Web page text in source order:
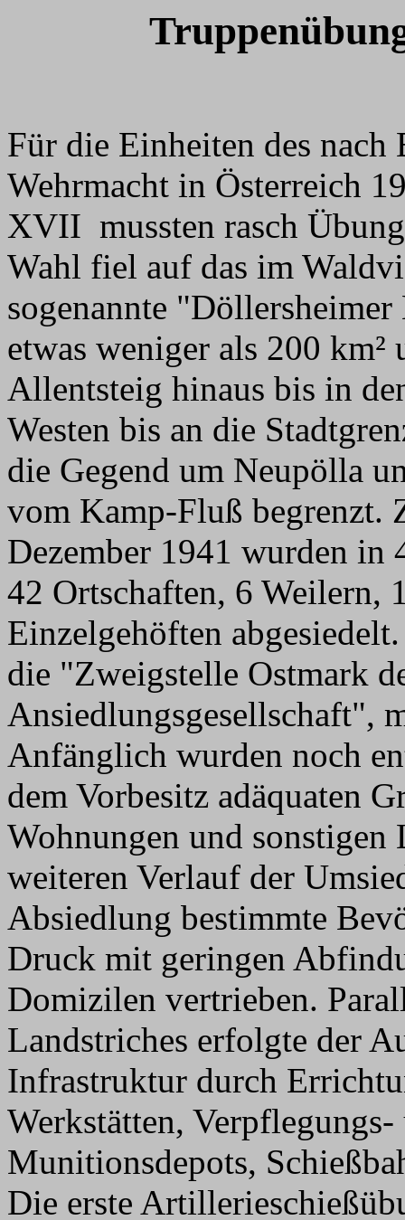
Für die Einheiten des nach
Wehrmacht in Österreich
XVII mussten rasch
Wahl fiel auf das im
sogenannte
etwas weniger als 200
Allentsteig hinaus bis in
Westen bis an die
die Gegend um Neupölla
vom Kamp-Fluß begrenzt.
Dezember 1941 wurden in
42 Ortschaften, 6 Weilern,
Einzelgehöften
die "Zweigstelle Ostmark
Ansiedlungsgesellschaft",
Anfänglich wurden noch
dem Vorbesitz adäquaten
Wohnungen und sonstigen
weiteren Verlauf der
Absiedlung bestimmte
Druck mit geringen
Domizilen vertrieben.
Landstriches erfolgte der
Infrastruktur durch
Werkstätten,
Munitionsdepots,
Die erste